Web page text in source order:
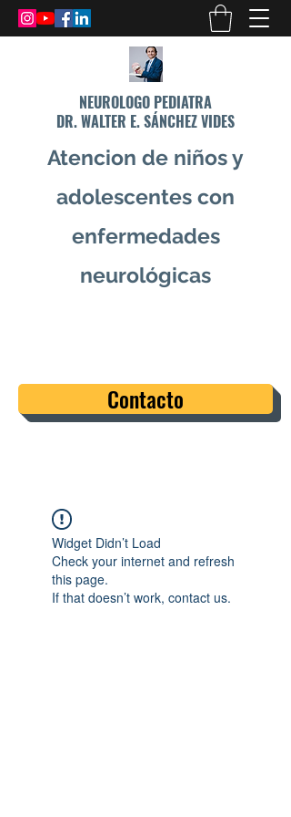
NEUROLOGO PEDIATRA
DR. WALTER E. SÁNCHEZ VIDES
Atencion de niños y
adolescentes con
enfermedades
neurológicas
Contacto
Widget Didn’t Load
Check your internet and refresh
this page.
If that doesn’t work, contact us.